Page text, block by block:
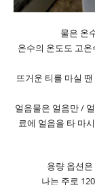
물은 온
온수의 온도도 고
뜨거운 티를 마실
얼음물은 얼음만 /
료에 얼음을 타 마
용량 옵션
나는 주로